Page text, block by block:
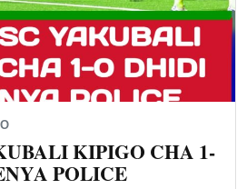
KIPIGO CHA 1-
POLICE